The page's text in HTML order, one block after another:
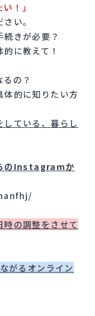
！」
い。
きが必要？
に教えて！
の？
体的に知りたい方
している、暮らし
のInstagramか
時の調整をさせて
がるオンライン